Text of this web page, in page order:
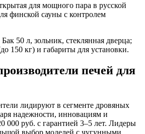
для мощного пара в русской
финской сауны с контролем
50 л, зольник, стеклянная дверца;
150 кг) и габариты для установки.
печей для
лидируют в сегменте дровяных
надежности, инновациям и
000 руб. с гарантией 3–5 лет. Лидеры